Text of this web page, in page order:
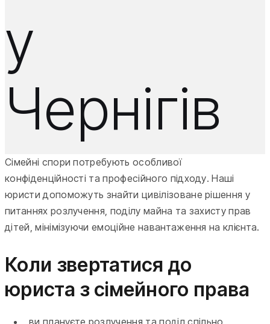
у
Чернігів
Сімейні спори потребують особливої
конфіденційності та професійного підходу. Наші
юристи допоможуть знайти цивілізоване рішення у
питаннях розлучення, поділу майна та захисту прав
дітей, мінімізуючи емоційне навантаження на клієнта.
Коли звертатися до
юриста з сімейного права
ви плануєте розлучення та поділ спільно